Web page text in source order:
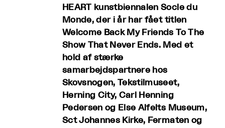
HEART kunstbiennalen Socle du
Monde, der i år har fået titlen
Welcome Back My Friends To The
Show That Never Ends. Med et
hold af stærke
samarbejdspartnere hos
Skovsnogen, Tekstilmuseet,
Herning City, Carl Henning
Pedersen og Else Alfelts Museum,
Sct Johannes Kirke, Fermaten og